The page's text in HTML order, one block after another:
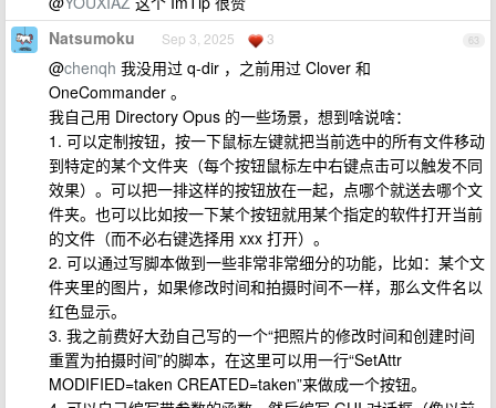
63
Natsumoku Sep 3, 2025 3
@chenqh 我没用过 q-dir ，之前用过 Clover 和
OneCommander 。
我自己用 Directory Opus 的一些场景，想到啥说啥：
1. 可以定制按钮，按一下鼠标左键就把当前选中的所有文件移动
到特定的某个文件夹（每个按钮鼠标左中右键点击可以触发不同
效果）。可以把一排这样的按钮放在一起，点哪个就送去哪个文
件夹。也可以比如按一下某个按钮就用某个指定的软件打开当前
的文件（而不必右键选择用 xxx 打开）。
2. 可以通过写脚本做到一些非常非常细分的功能，比如：某个文
件夹里的图片，如果修改时间和拍摄时间不一样，那么文件名以
红色显示。
3. 我之前费好大劲自己写的一个“把照片的修改时间和创建时间
重置为拍摄时间”的脚本，在这里可以用一行“SetAttr
MODIFIED=taken CREATED=taken”来做成一个按钮。